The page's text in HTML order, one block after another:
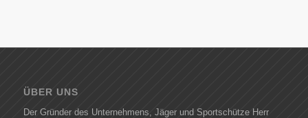
ÜBER UNS
Der Gründer des Unternehmens, Jäger und Sportschütze Herr